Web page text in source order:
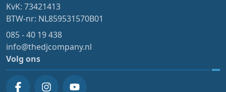
KvK: 73421413
BTW-nr: NL859531570B01
085 - 40 19 438
info@thedjcompany.nl
Volg ons